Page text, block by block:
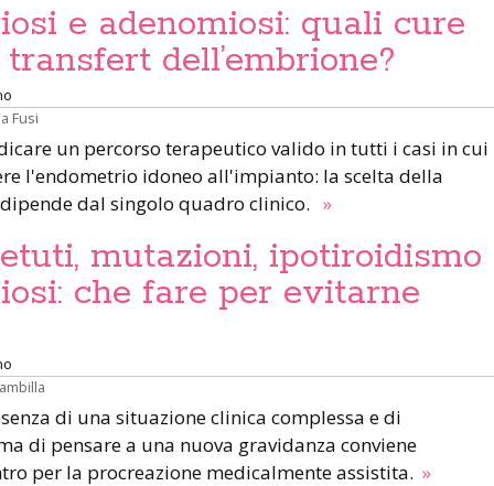
e adenomiosi: quali cure
dell’embrione?
Fusi
un percorso terapeutico valido in tutti i casi in cui
l'endometrio idoneo all'impianto: la scelta della
dal singolo quadro clinico. »
mutazioni, ipotiroidismo
che fare per evitarne
di una situazione clinica complessa e di
di pensare a una nuova gravidanza conviene
per la procreazione medicalmente assistita. »